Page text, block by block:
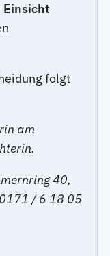
Einsicht
folgt
am
40,
/ 6 18 05